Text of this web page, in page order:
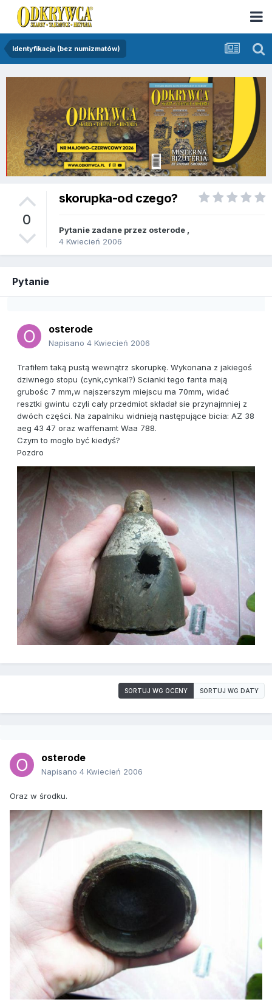
Identyfikacja (bez numizmatów)
0
skorupka-od czego?
Pytanie zadane przez osterode
4 Kwiecień 2006
Pytanie
osterode
Napisano 4 Kwiecień 2006
Trafiłem taką pustą wewnątrz skorupkę. Wykonana z jakiegoś
dziwnego stopu (cynk,cynkal?) Scianki tego fanta mają
grubośc 7 mm,w najszerszym miejscu ma 70mm, widać
resztki gwintu czyli cały przedmiot składał sie przynajmniej z
dwóch części. Na zapalniku widnieją następujące bicia: AZ 38
aeg 43 47 oraz waffenamt Waa 788.
Czym to mogło być kiedyś?
Pozdro
SORTUJ WG OCENY SORTUJ WG DATY
osterode
Napisano 4 Kwiecień 2006
Oraz w środku.